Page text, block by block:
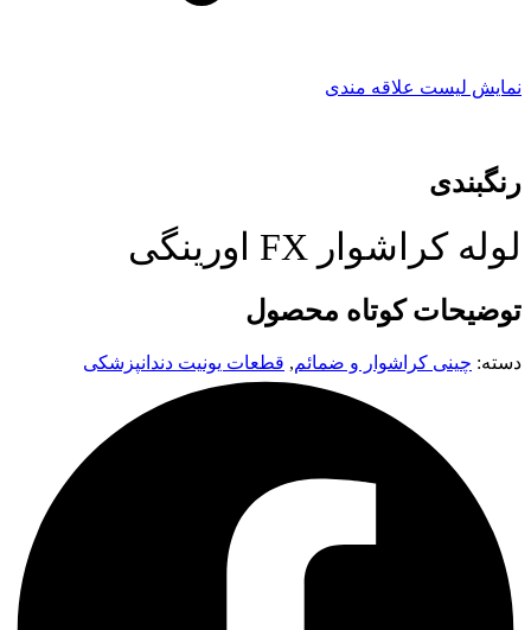
نمایش لیست علاقه مندی
رنگبندی
لوله کراشوار FX اورینگی
توضیحات کوتاه محصول
دسته: چینی کراشوار و ضمائم, قطعات یونیت دندانپزشکی